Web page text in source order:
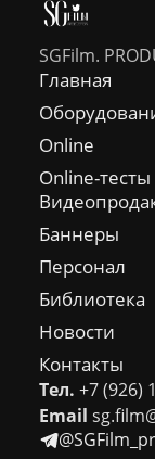
SGFilm.
Главная
Online
Online-тесты
Баннеры
Персонал
Библиотека
Новости
Контакты
Тел. +7 (926)
Email